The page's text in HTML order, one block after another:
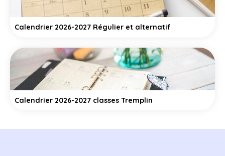
Calendrier 2026-2027 Régulier et alternatif
Calendrier 2026-2027 classes Tremplin